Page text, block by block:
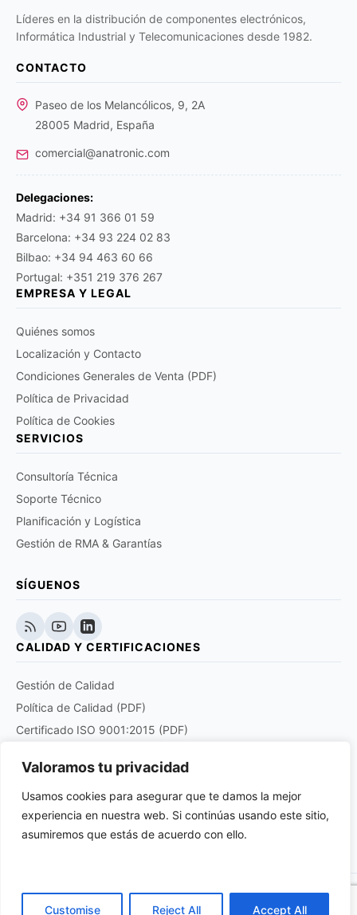
Valoramos tu privacidad
Usamos cookies para asegurar que te damos la mejor
experiencia en nuestra web. Si continúas usando este sitio,
asumiremos que estás de acuerdo con ello.
Customise Reject All Accept All
Líderes en la distribución de componentes electrónicos,
Informática Industrial y Telecomunicaciones desde 1982.
CONTACTO
Paseo de los Melancólicos, 9, 2A
28005 Madrid, España
comercial@anatronic.com
Delegaciones:
Madrid: +34 91 366 01 59
Barcelona: +34 93 224 02 83
Bilbao: +34 94 463 60 66
Portugal: +351 219 376 267
EMPRESA Y LEGAL
Quiénes somos
Localización y Contacto
Condiciones Generales de Venta (PDF)
Política de Privacidad
Política de Cookies
SERVICIOS
Consultoría Técnica
Soporte Técnico
Planificación y Logística
Gestión de RMA & Garantías
SÍGUENOS
CALIDAD Y CERTIFICACIONES
Gestión de Calidad
Política de Calidad (PDF)
Certificado ISO 9001:2015 (PDF)
Certificado DOCUPLUS S&I (PDF)
Purchase order quality clauses for aviation and
aerospace products suppliers (PDF)
© 2026 Anatronic S.A. Todos los derechos reservados.